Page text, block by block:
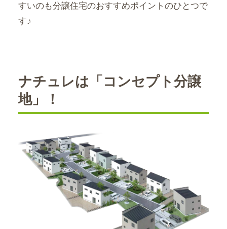
すいのも分譲住宅のおすすめポイントのひとつで
す♪
ナチュレは「コンセプト分譲
地」！